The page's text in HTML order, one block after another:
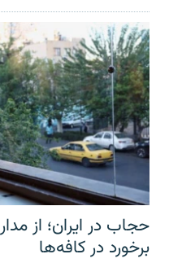
حجاب در ایران؛ از
برخورد در کافه‌ها